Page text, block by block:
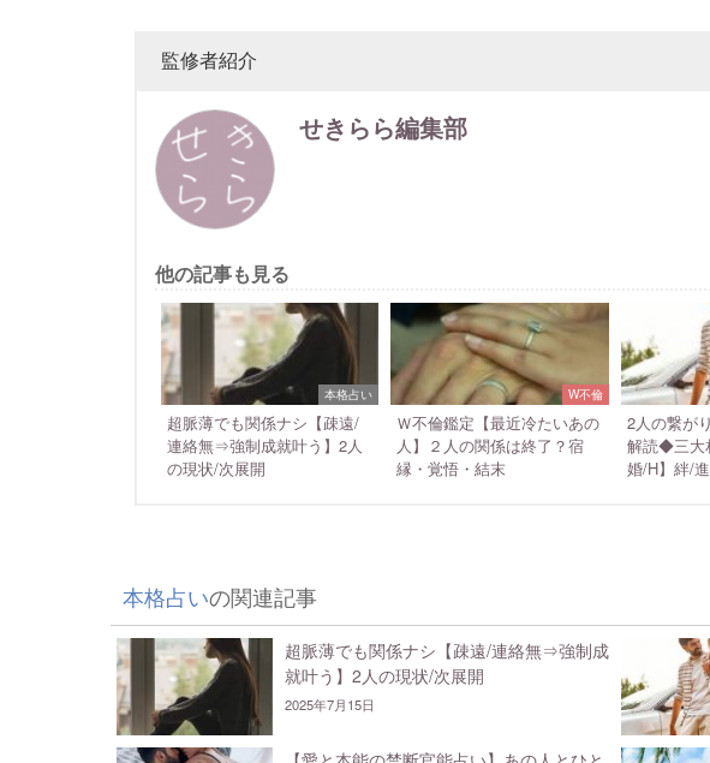
監修者紹介
せきらら編集部
他の記事も見る
本格占い
超脈薄でも関係ナシ【疎遠/
連絡無⇒強制成就叶う】2人
の現状/次展開
W不倫
Ｗ不倫鑑定【最近冷たいあの
人】２人の関係は終了？宿
縁・覚悟・結末
2人の繋が
解読◆三大
婚/H】絆/
本格占いの関連記事
超脈薄でも関係ナシ【疎遠/連絡無⇒強制成
就叶う】2人の現状/次展開
2025年7月15日